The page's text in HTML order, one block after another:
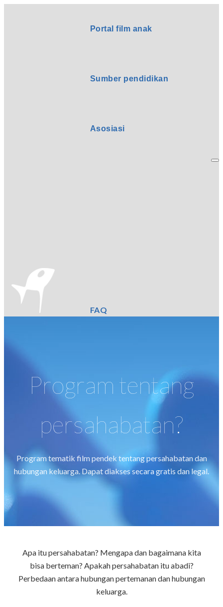
Portal film anak
Sumber pendidikan
Asosiasi
FAQ
Program tentang
persahabatan?
Program tematik film pendek tentang persahabatan dan
hubungan keluarga. Dapat diakses secara gratis dan legal.
Apa itu persahabatan? Mengapa dan bagaimana kita
bisa berteman? Apakah persahabatan itu abadi?
Perbedaan antara hubungan pertemanan dan hubungan
keluarga.